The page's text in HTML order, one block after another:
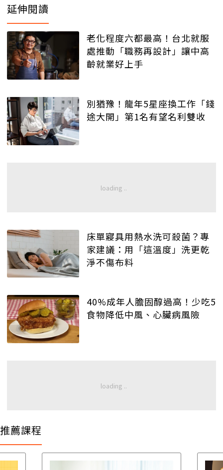
延伸閱讀
老化程度六都最高！台北就服
處推動「職務再設計」讓中高
齡就業好上手
別猶豫！龍年5星座換工作「錢
途大開」第1名有望名利雙收
床單寢具用熱水洗可殺菌？專
家建議：用「這溫度」洗更乾
淨不傷布料
40%成年人膽固醇過高！少吃5
食物降低中風、心臟病風險
推薦課程